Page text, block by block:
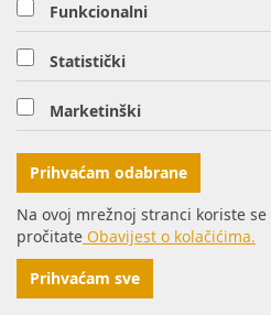
05.06.2025. Planirani radovi
05.06.2025. Neplanirani radovi
Virovitica
05.06.2025. Neplanirani radovi
Ordanja
06.06.2025. Planirani radovi na
Funkcionalni
Statistički
Marketinški
Prihvaćam odabrane
Na ovoj mrežnoj stranci koriste
pročitate Obavijest o kolačićima.
Prihvaćam sve